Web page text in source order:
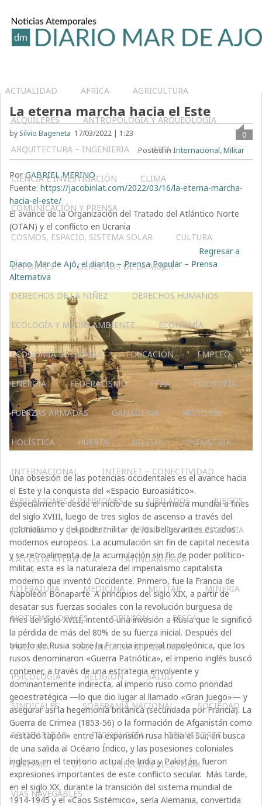
ACTUALIDAD AFRICA AGRICULTURA
ALQUILERES ANTROPOLOGÍA Y ARQUEOLOGÍA
ARQUITECTURA – INGENIERIA ASIA
CIENCIA E INVESTIGACIÓN CLIMA
COMUNICACIÓN Y PRENSA
COSMOS, ESPACIO, SISTEMA SOLAR CULTURA
DEPORTES DERECHOS DE LA MUJER
DERECHOS DE LA NIÑEZ DERECHOS HUMANOS
ECOLOGÍA Y MEDIO AMBIENTE ECONOMÍA
ECONOMÍA SOLIDARIA EDUCACIÓN EMPLEO
ENERGÍA FEDERALISMO FFAA FILOSOFÍA
FUERZAS ARMADAS GANADERIA HISTORIA
HOLÍSTICA HUERTA IGLESIA INDUSTRIA
INTERNACIONAL INTERNET – CONECTIVIDAD
JUBILACIONES Y PENSIONES JUBILADOS JUEGOS
JUSTICIA JUVENTUD JUVENTUD Y ADOLESCENCIA
LA COSTA ATLÁNTICA LATINOAMERICA
LITERATURA MEDICINA MILITAR MINERIA
NOTICIAS LOCALES OPINIÓN PESCA
POLÍTICA PROVINCIA DE BUENOS AIRES
PSICOLOGÍA RELIGIÓN SALUD
SINDICALES SOBERANÍA NACIONAL SOCIEDAD
SOLIDARIDAD TECNOLOGÍA TRANSPORTE
TURISMO UTT V SECCIÓN ELECTORAL
VÍAS NAVEGABLES
La eterna marcha hacia el Este
by Silvio Bageneta 17/03/2022 | 1:23
0
Posted in Internacional,Militar
PorGABRIEL MERINO
Fuente:https://jacobinlat.com/2022/03/16/la-eterna-marcha-
hacia-el-este/
El avance de la Organización del Tratado del Atlántico Norte
(OTAN) y el conflicto en Ucrania
Regresar a
Diario Mar de Ajó, el diarito – Prensa Popular – Prensa
Alternativa
Una obsesión de las potencias occidentales es el avance hacia
el Este y la conquista del «Espacio Euroasiático».
Especialmente desde el inicio de su supremacía mundial a fines
del siglo XVIII, luego de tres siglos de ascenso a través del
colonialismo y del poder militar de los beligerantes estados
modernos europeos. La acumulación sin fin de capital necesita
y se retroalimenta de la acumulación sin fin de poder político-
militar, esta es la naturaleza del imperialismo capitalista
moderno que inventó Occidente. Primero, fue la Francia de
Napoleón Bonaparte. A principios del siglo XIX, a partir de
desatar sus fuerzas sociales con la revolución burguesa de
fines del siglo XVIII, intentó una invasión a Rusia que le significó
la pérdida de más del 80% de su fuerza inicial. Después del
triunfo de Rusia sobre la Francia imperial napoleónica, que los
rusos denominaron «Guerra Patriótica», el imperio inglés buscó
contener, a través de una estrategia envolvente y
dominantemente indirecta, al imperio ruso como prioridad
geoestratégica —lo que dio lugar al llamado «Gran Juego»— y
asegurar así la hegemonía británica (secundada por Francia). La
Guerra de Crimea (1853-56) o la formación de Afganistán como
«estado tapón» entre la expansión rusa hacia el Sur, en busca
de una salida al Océano Índico, y las posesiones coloniales
inglesas en el territorio actual de India y Pakistán, fueron
expresiones importantes de este conflicto secular. Más tarde,
en el siglo XX, durante la transición del sistema mundial de
1914-1945 y el «Caos Sistémico», sería Alemania, convertida